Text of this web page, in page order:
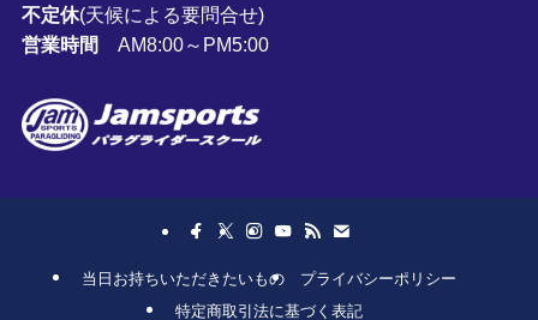
不定休(天候による要問合せ)
営業時間
AM8:00～PM5:00
当日お持ちいただきたいもの
プライバシーポリシー
特定商取引法に基づく表記